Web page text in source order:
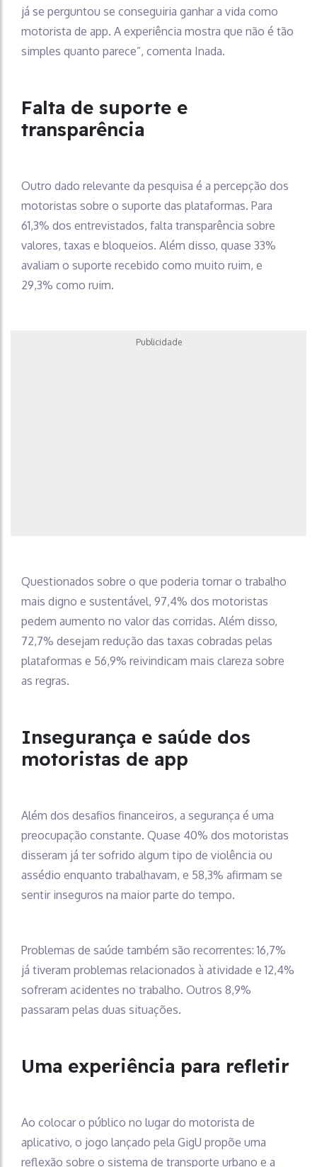
já se perguntou se conseguiria ganhar a vida como
motorista de app. A experiência mostra que não é tão
simples quanto parece”, comenta Inada.
Falta de suporte e
transparência
Outro dado relevante da pesquisa é a percepção dos
motoristas sobre o suporte das plataformas. Para
61,3% dos entrevistados, falta transparência sobre
valores, taxas e bloqueios. Além disso, quase 33%
avaliam o suporte recebido como muito ruim, e
29,3% como ruim.
Publicidade
Questionados sobre o que poderia tornar o trabalho
mais digno e sustentável, 97,4% dos motoristas
pedem aumento no valor das corridas. Além disso,
72,7% desejam redução das taxas cobradas pelas
plataformas e 56,9% reivindicam mais clareza sobre
as regras.
Insegurança e saúde dos
motoristas de app
Além dos desafios financeiros, a segurança é uma
preocupação constante. Quase 40% dos motoristas
disseram já ter sofrido algum tipo de violência ou
assédio enquanto trabalhavam, e 58,3% afirmam se
sentir inseguros na maior parte do tempo.
Problemas de saúde também são recorrentes: 16,7%
já tiveram problemas relacionados à atividade e 12,4%
sofreram acidentes no trabalho. Outros 8,9%
passaram pelas duas situações.
Uma experiência para refletir
Ao colocar o público no lugar do motorista de
aplicativo, o jogo lançado pela GigU propõe uma
reflexão sobre o sistema de transporte urbano e a